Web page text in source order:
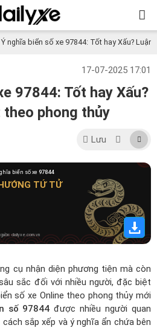
Ý nghĩa biển số xe 97844: Tốt hay Xấu?
17-07-2025 17:01
97844: Tốt hay Xấu?
phong thủy
Lưu
biển số xe 97844
TỨ TỬ
dailyxe.com.vn
cụ nhận diện phương tiện mà còn
sắc đối với nhiều người, đặc biệt
số xe Online theo phong thủy mới
số 97844 được nhiều người quan
sắp xếp và ý nghĩa ẩn chứa bên